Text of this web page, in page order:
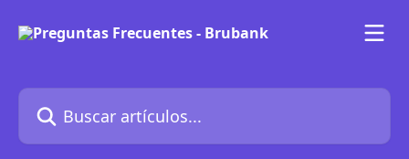
Buscar artículos...